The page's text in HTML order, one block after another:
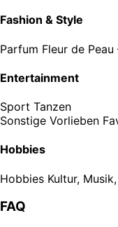
Fashion & Style
Parfum Fleur de
Entertainment
Sport Tanzen
Sonstige Vorlieben
Hobbies
Hobbies Kultur,
FAQ